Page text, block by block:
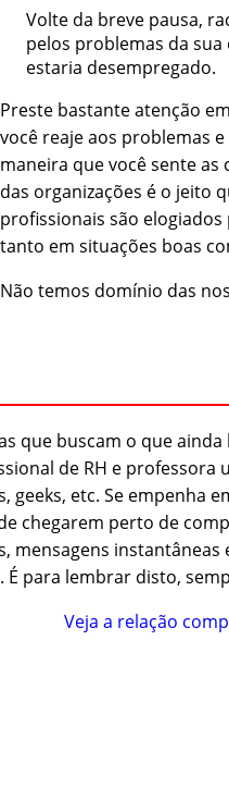
Volte da breve pausa,
pelos problemas da
estaria desempregado.
Preste bastante atenção
você reaje aos problemas
maneira que você sente
das organizações é o jeito
profissionais são
tanto em situações boas
Não temos domínio das
que buscam o que
de RH e
etc. Se empenha
chegarem perto de
mensagens
para lembrar disto,
Veja a relação